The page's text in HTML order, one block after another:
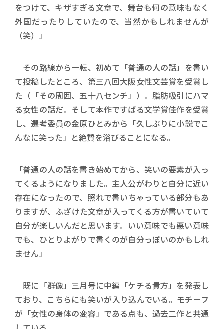
をつけて、キザすぎる文章で、舞台も何の意味もなく
外国だったりしていたので、当然かもしれませんが
（笑）」
その路線から一転、初めて「普通の人の話」を書い
て投稿したところ、第三八回大阪女性文芸賞を受賞し
た（「その周囲、五十八センチ」）。脂肪吸引にハマ
る女性の話だ。そして本作ですばる文学賞佳作を受賞
し、選考委員の金原ひとみから「久しぶりに小説でこ
んなに笑った」と絶賛を浴びることになる。
「普通の人の話を書き始めてから、笑いの要素が入っ
てくるようになりました。主人公がわりと自分に近い
存在になったので、照れで書いちゃっている部分もあ
りますが、ふざけた文章が入ってくる方が書いていて
自分が楽しいんだと思います。いい意味でも悪い意味
でも、ひとりよがりで書くのが自分っぽいのかもしれ
ません」
既に「群像」三月号に中編「ケチる貴方」を発表し
ており、こちらにも笑いが入り込んでいる。モチーフ
が「女性の身体の変容」である点も、過去二作と共通